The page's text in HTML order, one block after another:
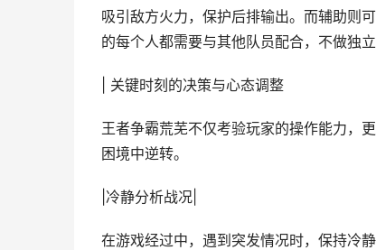
吸引敌方火力，保护后排输出。而辅助则
的每个人都需要与其他队员配合，不做独
| 关键时刻的决策与心态调整
王者争霸荒芜不仅考验玩家的操作能力，
困境中逆转。
|冷静分析战况|
在游戏经过中，遇到突发情况时，保持冷